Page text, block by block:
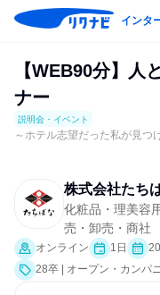
インタ
【WEB90分】人
ナー
説明会・イベント
～ホテル志望だった私が見つ
株式会社たち
化粧品・理美容
売・卸売・商社
オンライン 1日
28卒 | オープン・カンパ